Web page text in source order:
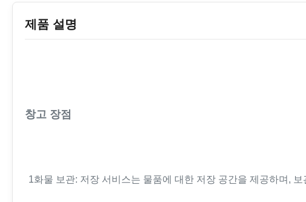
제품 설명
창고 장점
1화물 보관: 저장 서비스는 물품에 대한 저장 공간을 제공하며,